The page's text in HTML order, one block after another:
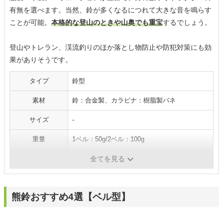
有無を選べます。当然、鈴が多くなるにつれて大きな音を鳴らす
ことが可能。 本格的な登山のときや山奥でも重宝するでしょう。
登山やトレラン、渓流釣りのほか落とし物防止や防犯対策にも効
果がありそうです。
タイプ 鈴型
素材 鈴：合金製、カラビナ：樹脂製バネ
サイズ -
重量 1ベル：50g/2ベル：100g
全てを見る
熊鈴おすすめ4選【ベル型】